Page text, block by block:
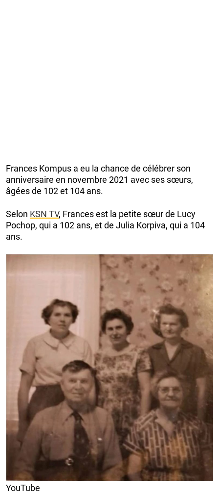
Frances Kompus a eu la chance de célébrer son
anniversaire en novembre 2021 avec ses sœurs,
âgées de 102 et 104 ans.
Selon KSN TV, Frances est la petite sœur de Lucy
Pochop, qui a 102 ans, et de Julia Korpiva, qui a 104
ans.
YouTube